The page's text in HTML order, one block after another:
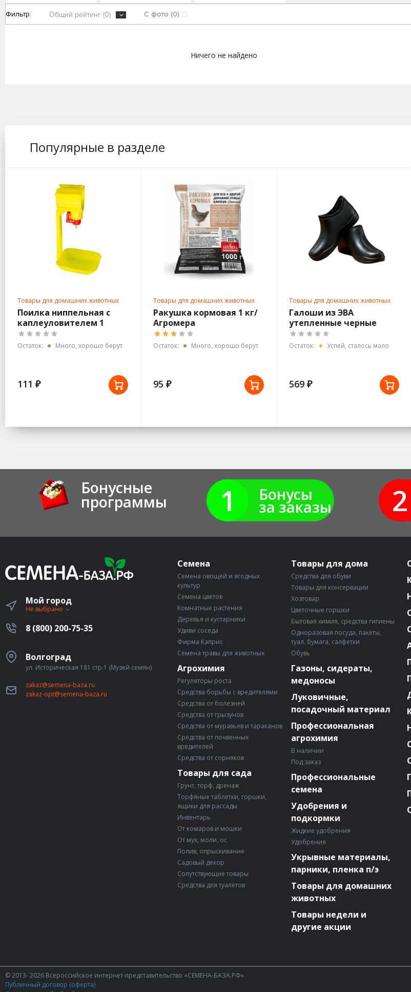
Фильтр: Общий рейтинг (0) С фото (0)
Ничего не найдено
Популярные в разделе
Товары для домашних животных
Поилка ниппельная с
каплеуловителем 1
чашечная
Остаток: Много, хорошо берут
111 ₽
Товары для домашних животных
Ракушка кормовая 1 кг/
Агромера
Остаток: Много, хорошо берут
95 ₽
Товары для домашних животных
Галоши из ЭВА
утепленные черные
арт.С-34У р.36
Остаток: Успей, сталось мало
569 ₽
Бонусные
программы 1 Бонусы
за заказы 2
Мой город
Не выбрано
8 (800) 200-75-35
Волгоград
ул. Историческая 181 стр.1 (Музей семян)
zakaz@semena-baza.ru
zakaz-opt@semena-baza.ru
Семена
Семена овощей и ягодных
культур
Семена цветов
Комнатные растения
Деревья и кустарники
Удиви соседа
Фирма Каприс
Семена травы для животных
Агрохимия
Регуляторы роста
Средства борьбы с вредителями
Средства от болезней
Средства от грызунов
Средства от муравьев и тараканов
Средства от почвенных
вредителей
Средства от сорняков
Товары для сада
Грунт, торф, дренаж
Торфяные таблетки, горшки,
ящики для рассады
Инвентарь
От комаров и мошки
От мух, моли, ос
Полив, опрыскивание
Садовый декор
Сопутствующие товары
Средства для туалетов
Товары для дома
Средства для обуви
Товары для консервации
Хозтовар
Цветочные горшки
Бытовая химия, средства гигиены
Одноразовая посуда, пакеты,
туал. бумага, салфетки
Обувь
Газоны, сидераты,
медоносы
Луковичные,
посадочный материал
Профессиональная
агрохимия
В наличии
Под заказ
Профессиональные
семена
Удобрения и
подкормки
Жидкие удобрения
Удобрения
Укрывные материалы,
парники, пленка п/э
Товары для домашних
животных
Товары недели и
другие акции
© 2013- 2026 Всероссийское интернет-представительство «СЕМЕНА-БАЗА.РФ»
Публичный договор (оферта)